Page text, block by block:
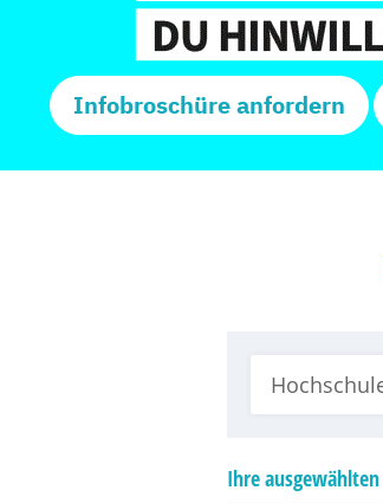
Infobroschüre anfordern
Ihreausgewählten